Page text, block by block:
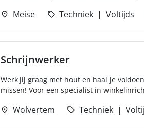
Meise Techniek Voltijds
Schrijnwerker
Werk jij graag met hout en haal je
missen! Voor een specialist in
Wolvertem Techniek